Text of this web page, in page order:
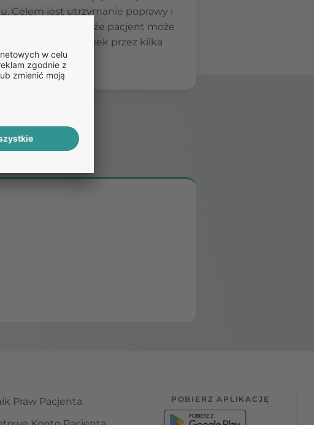
Celem jest utrzymanie poprawy i
Jeśli lekarz uzna, że pacjent może
dawek przez kilka
Praw Pacjenta
POBIERZ APLIKACJĘ